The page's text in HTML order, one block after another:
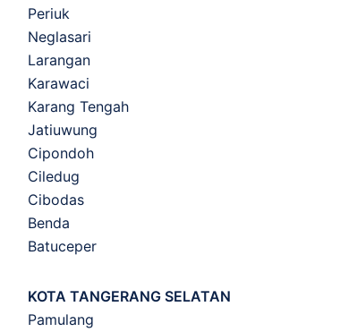
Periuk
Neglasari
Larangan
Karawaci
Karang Tengah
Jatiuwung
Cipondoh
Ciledug
Cibodas
Benda
Batuceper
KOTA TANGERANG SELATAN
Pamulang